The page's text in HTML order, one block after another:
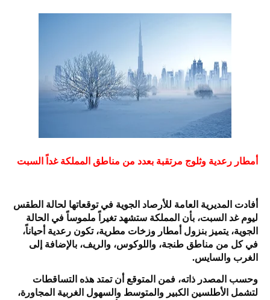
أمطار رعدية وثلوج مرتقبة بعدد من مناطق المملكة غداً السبت
أفادت المديرية العامة للأرصاد الجوية في توقعاتها لحالة الطقس
ليوم غد السبت، بأن المملكة ستشهد تغيراً ملموساً في الحالة
الجوية، يتميز بنزول أمطار وزخات مطرية، تكون رعدية أحياناً،
في كل من مناطق طنجة، واللوكوس، والريف، بالإضافة إلى
الغرب والسايس.
وحسب المصدر ذاته، فمن المتوقع أن تمتد هذه التساقطات
لتشمل الأطلسين الكبير والمتوسط والسهول الغربية المجاورة،